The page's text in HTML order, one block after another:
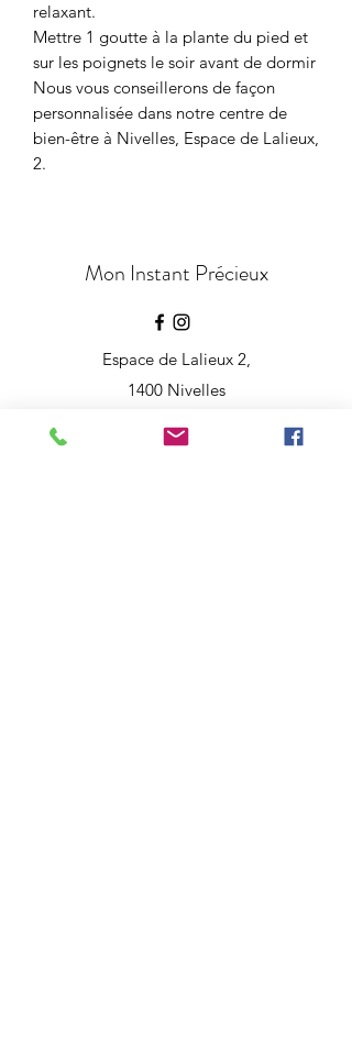
relaxant.
Mettre 1 goutte à la plante du pied et
sur les poignets le soir avant de dormir
Nous vous conseillerons de façon
personnalisée dans notre centre de
bien-être à Nivelles, Espace de Lalieux,
2.
Mon Instant Précieux
Espace de Lalieux 2,
1400 Nivelles
moninstantprecieux@gmail.com